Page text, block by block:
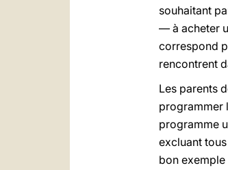
souhaitant
— à acheter
correspond
rencontrent
Les parents
programmer
programme
excluant
bon